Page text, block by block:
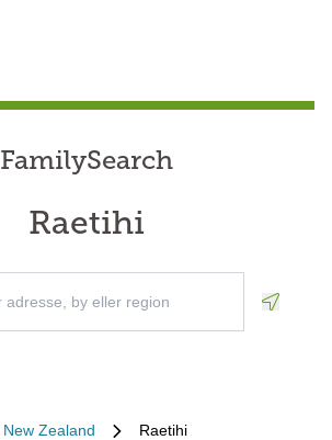
FamilySearch
Raetihi
New Zealand Raetihi